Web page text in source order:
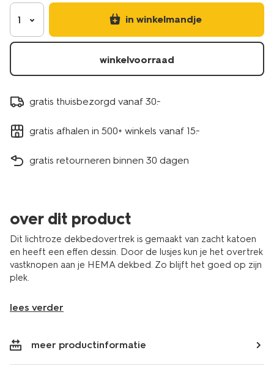
1 in winkelmandje
winkelvoorraad
gratis thuisbezorgd vanaf 30.-
gratis afhalen in 500+ winkels vanaf 15.-
gratis retourneren binnen 30 dagen
over dit product
Dit lichtroze dekbedovertrek is gemaakt van zacht katoen
en heeft een effen dessin. Door de lusjes kun je het overtrek
vastknopen aan je HEMA dekbed. Zo blijft het goed op zijn
plek.
lees verder
meer productinformatie